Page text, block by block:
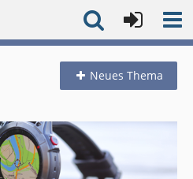
Neues Thema